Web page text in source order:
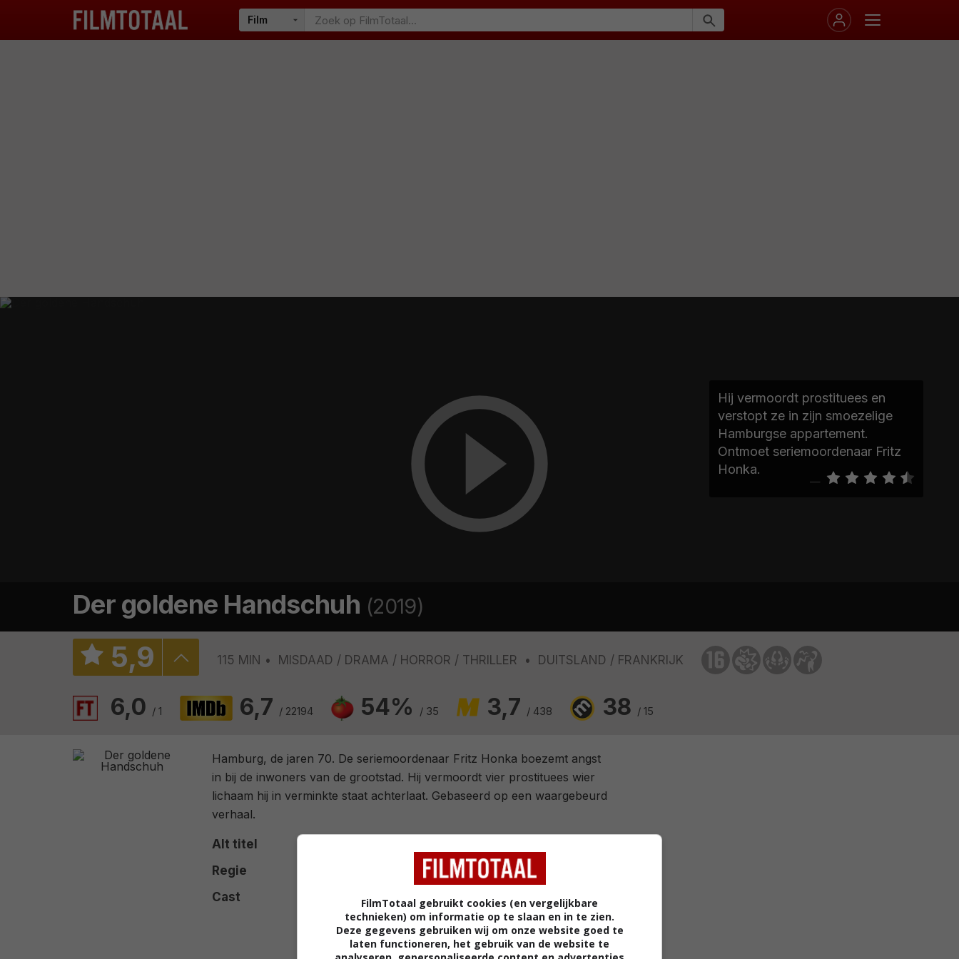
Der goldene Handschuh (2019)
Hij vermoordt prostituees en
verstopt ze in zijn smoezelige
Hamburgse appartement.
Ontmoet seriemoordenaar Fritz
Honka.
5,9 115 MIN MISDAAD DRAMA HORROR THRILLER DUITSLAND FRANKRIJK
6,0 / 1 6,7 / 22194 54% / 35 3,7 / 438 38 / 15
Hamburg, de jaren 70. De seriemoordenaar Fritz Honka boezemt angst
in bij de inwoners van de grootstad. Hij vermoordt vier prostituees wier
lichaam hij in verminkte staat achterlaat. Gebaseerd op een waargebeurd
verhaal.
Alt titel
Regie
Cast
Katja Studt Adam Bousdoukos,
Hosemann, Hark Bohm,Victoria
Trauttmansdorff,Philipp Baltus,Uwe Rohde ,
Martina Eitner,Margarete Tiesel,Tristan
FilmTotaal gebruikt cookies (en vergelijkbare
technieken) om informatie op te slaan en in te zien.
Deze gegevens gebruiken wij om onze website goed te
laten functioneren, het gebruik van de website te